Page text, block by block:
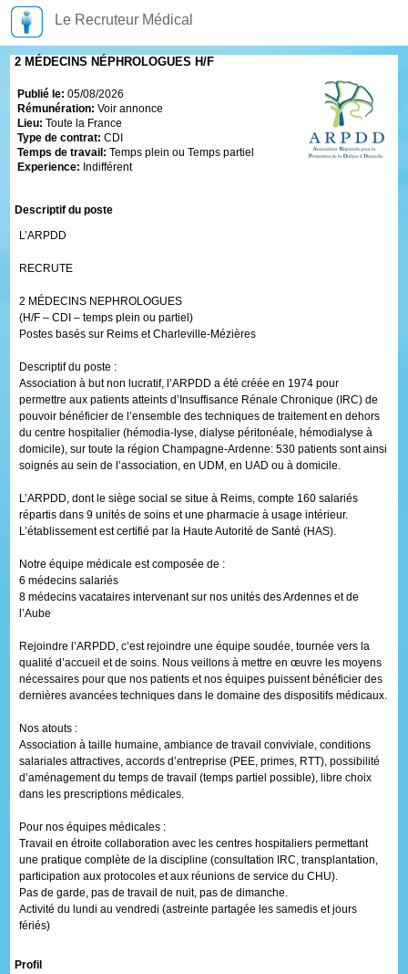
Le Recruteur Médical
2 MÉDECINS NÉPHROLOGUES H/F
Publié le: 05/08/2026
Rémunération: Voir annonce
Lieu: Toute la France
Type de contrat: CDI
Temps de travail: Temps plein ou Temps partiel
Experience: Indifférent
Descriptif du poste
L’ARPDD
RECRUTE
2 MÉDECINS NEPHROLOGUES
(H/F – CDI – temps plein ou partiel)
Postes basés sur Reims et Charleville-Mézières
Descriptif du poste :
Association à but non lucratif, l’ARPDD a été créée en 1974 pour
permettre aux patients atteints d’Insuffisance Rénale Chronique (IRC) de
pouvoir bénéficier de l’ensemble des techniques de traitement en dehors
du centre hospitalier (hémodia-lyse, dialyse péritonéale, hémodialyse à
domicile), sur toute la région Champagne-Ardenne: 530 patients sont ainsi
soignés au sein de l’association, en UDM, en UAD ou à domicile.
L’ARPDD, dont le siège social se situe à Reims, compte 160 salariés
répartis dans 9 unités de soins et une pharmacie à usage intérieur.
L’établissement est certifié par la Haute Autorité de Santé (HAS).
Notre équipe médicale est composée de :
6 médecins salariés
8 médecins vacataires intervenant sur nos unités des Ardennes et de
l’Aube
Rejoindre l’ARPDD, c’est rejoindre une équipe soudée, tournée vers la
qualité d’accueil et de soins. Nous veillons à mettre en œuvre les moyens
nécessaires pour que nos patients et nos équipes puissent bénéficier des
dernières avancées techniques dans le domaine des dispositifs médicaux.
Nos atouts :
Association à taille humaine, ambiance de travail conviviale, conditions
salariales attractives, accords d’entreprise (PEE, primes, RTT), possibilité
d’aménagement du temps de travail (temps partiel possible), libre choix
dans les prescriptions médicales.
Pour nos équipes médicales :
Travail en étroite collaboration avec les centres hospitaliers permettant
une pratique complète de la discipline (consultation IRC, transplantation,
participation aux protocoles et aux réunions de service du CHU).
Pas de garde, pas de travail de nuit, pas de dimanche.
Activité du lundi au vendredi (astreinte partagée les samedis et jours
fériés)
Profil